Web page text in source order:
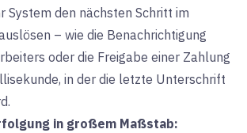
System den nächsten Schritt im
– wie die Benachrichtigung
oder die Freigabe einer Zahlung
in der die letzte Unterschrift
in großem Maßstab: